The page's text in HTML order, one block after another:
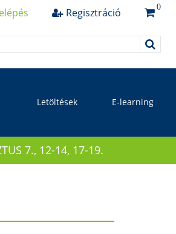
Regisztráció 0
Letöltések E-learning
7., 12-14, 17-19.